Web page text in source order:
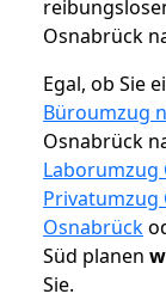
Osnabrück
Egal, ob Sie
Büroumzug
Osnabrück
Laborumzug
Privatumzug
Osnabrück
Süd planen
Sie.